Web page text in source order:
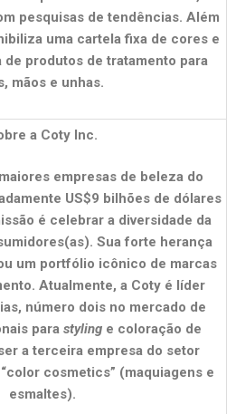
pesquisas de tendências. Além
uma cartela fixa de cores e
de produtos de tratamento para
mãos e unhas.
a Coty Inc.
empresas de beleza do
US$9 bilhões de dólares
é celebrar a diversidade da
Sua forte herança
um portfólio icônico de marcas
Atualmente, a Coty é líder
número dois no mercado de
para styling e coloração de
a terceira empresa do setor
cosmetics” (maquiagens e
esmaltes).